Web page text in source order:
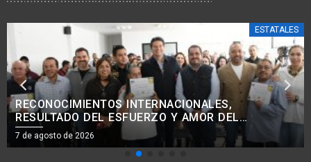
ESTATALES
COMBATE A LA EXTORSIÓN SE INTENSIFICA EN
ZONA AGUACATERA, APATZINGÁN Y TIERRA
CALIENTE: BEDOLLA
7 de agosto de 2026